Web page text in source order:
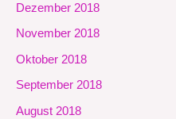
Dezember 2018
November 2018
Oktober 2018
September 2018
August 2018